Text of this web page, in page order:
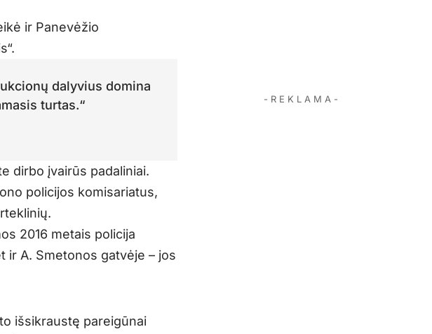
ir Panevėžio
dalyvius domina
turtas.“
dirbo įvairūs padaliniai.
policijos komisariatus,
2016 metais policija
ir A. Smetonos gatvėje – jos
išsikraustę pareigūnai
- R E K L A M A -